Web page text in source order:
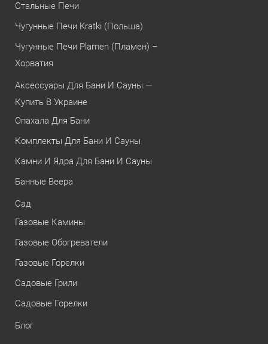
Стальные Печи
Чугунные Печи Kratki (Польша)
Чугунные Печи Plamen (Пламен) –
Хорватия
Аксессуары Для Бани И Сауны —
Купить В Украине
Опахала Для Бани
Комплекты Для Бани И Сауны
Камни И Ядра Для Бани И Сауны
Банные Веера
Сад
Газовые Камины
Газовые Обогреватели
Газовые Горелки
Садовые Грили
Садовые Горелки
Блог